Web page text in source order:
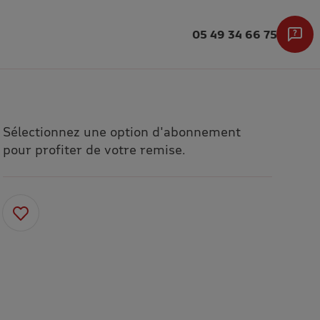
05 49 34 66 75
Sélectionnez une option d'abonnement
pour profiter de votre remise.